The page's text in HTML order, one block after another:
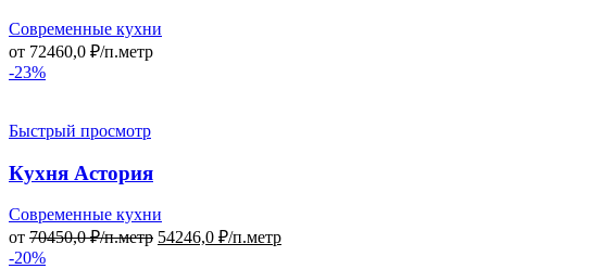
Современные кухни
от 72460,0 ₽/п.метр
-23%
Быстрый просмотр
Кухня Астория
Современные кухни
от 70450,0₽/п.метр 54246,0 ₽/п.метр
-20%